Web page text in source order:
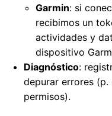
Garmin: si
recibimos un
actividades y
dispositivo
Diagnóstico:
depurar errores
permisos).